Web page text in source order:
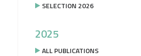
SELECTION 2026
2025
ALL PUBLICATIONS